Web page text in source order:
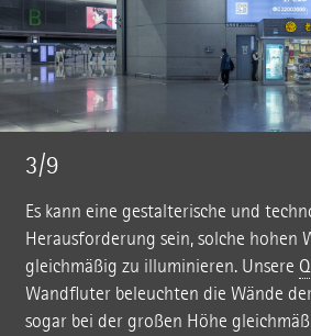
3/9
Es kann eine gestalterische und
Herausforderung sein, solche hohen
gleichmäßig zu illuminieren. Unsere
Wandfluter beleuchten die Wände
sogar bei der großen Höhe